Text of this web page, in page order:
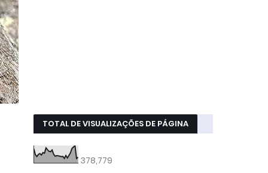
TOTAL DE VISUALIZAÇÕES DE PÁGINA
378,779